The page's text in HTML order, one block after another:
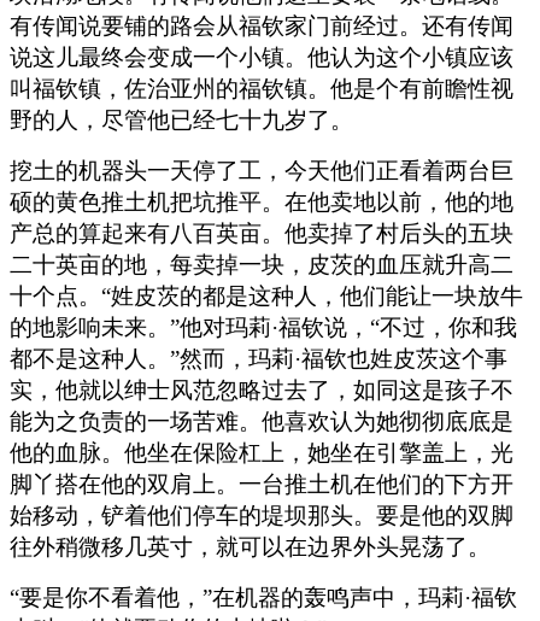
有传闻说要铺的路会从福钦家门前经过。还有传闻
说这儿最终会变成一个小镇。他认为这个小镇应该
叫福钦镇，佐治亚州的福钦镇。他是个有前瞻性视
野的人，尽管他已经七十九岁了。
挖土的机器头一天停了工，今天他们正看着两台巨
硕的黄色推土机把坑推平。在他卖地以前，他的地
产总的算起来有八百英亩。他卖掉了村后头的五块
二十英亩的地，每卖掉一块，皮茨的血压就升高二
十个点。“姓皮茨的都是这种人，他们能让一块放牛
的地影响未来。”他对玛莉·福钦说，“不过，你和我
都不是这种人。”然而，玛莉·福钦也姓皮茨这个事
实，他就以绅士风范忽略过去了，如同这是孩子不
能为之负责的一场苦难。他喜欢认为她彻彻底底是
他的血脉。他坐在保险杠上，她坐在引擎盖上，光
脚丫搭在他的双肩上。一台推土机在他们的下方开
始移动，铲着他们停车的堤坝那头。要是他的双脚
往外稍微移几英寸，就可以在边界外头晃荡了。
“要是你不看着他，”在机器的轰鸣声中，玛莉·福钦